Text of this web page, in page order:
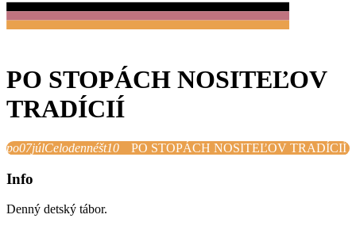
PO STOPÁCH NOSITEĽOV
TRADÍCIÍ
po07júlCelodennéšt10 PO STOPÁCH NOSITEĽOV TRADÍCIÍ
Info
Denný detský tábor.